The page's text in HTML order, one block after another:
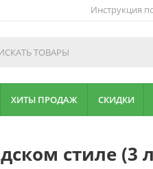
Инструкция
ХИТЫ ПРОДАЖ СКИДКИ
стиле (3